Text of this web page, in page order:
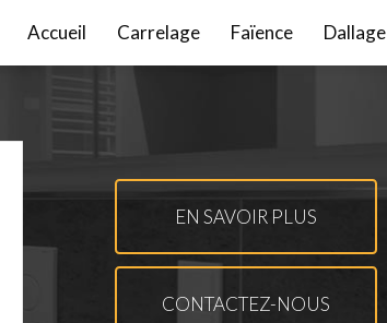
Accueil
Carrelage Faïence Dallage
EN SAVOIR PLUS
CONTACTEZ-NOUS